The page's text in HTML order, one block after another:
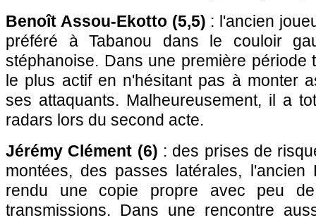
Benoît Assou-Ekotto (5,5) : l'ancien
préféré à Tabanou dans le couloir
stéphanoise. Dans une première période
le plus actif en n'hésitant pas à monter
ses attaquants. Malheureusement, il a
radars lors du second acte.
Jérémy Clément (6) : des prises de
montées, des passes latérales, l'ancien
rendu une copie propre avec peu
transmissions. Dans une rencontre